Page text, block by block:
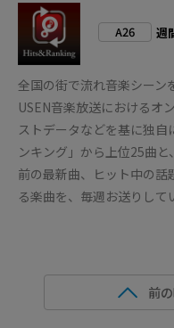
A26 週
全国の街で流れ音楽シーン
USEN音楽放送におけるオ
ストデータなどを基に独自
ンキング」から上位25曲
前の最新曲、ヒット中の話
る楽曲を、毎週お送りして
前